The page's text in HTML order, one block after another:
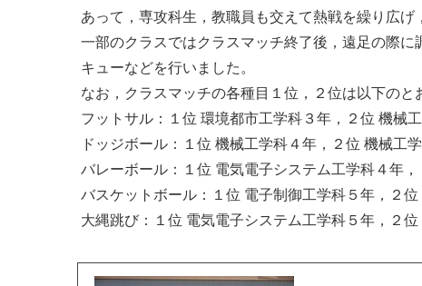
あって，専攻科生，教職員も交えて熱戦を繰り広げ
一部のクラスではクラスマッチ終了後，遠足の際
キューなどを行いました。
なお，クラスマッチの各種目１位，２位は以下のと
フットサル：１位 環境都市工学科３年，２位 機械
ドッジボール：１位 機械工学科４年，２位 機械工
バレーボール：１位 電気電子システム工学科４年
バスケットボール：１位 電子制御工学科５年，２
大縄跳び：１位 電気電子システム工学科５年，２